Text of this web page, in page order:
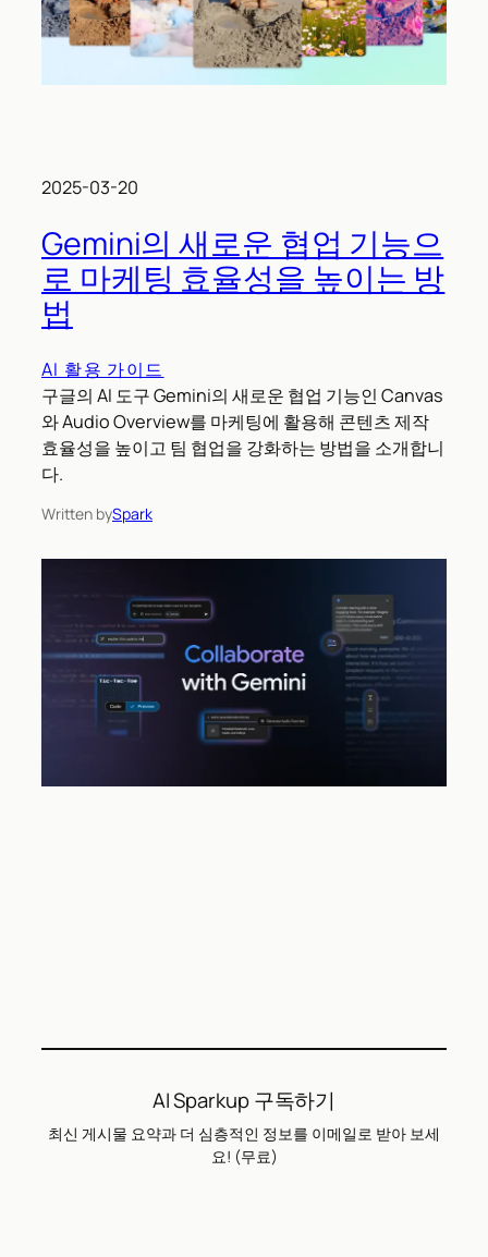
2025-03-20
Gemini의 새로운 협업 기능으
로 마케팅 효율성을 높이는 방
법
AI 활용 가이드
구글의 AI 도구 Gemini의 새로운 협업 기능인 Canvas
와 Audio Overview를 마케팅에 활용해 콘텐츠 제작
효율성을 높이고 팀 협업을 강화하는 방법을 소개합니
다.
Written bySpark
AI Sparkup 구독하기
최신 게시물 요약과 더 심층적인 정보를 이메일로 받아 보세
요! (무료)